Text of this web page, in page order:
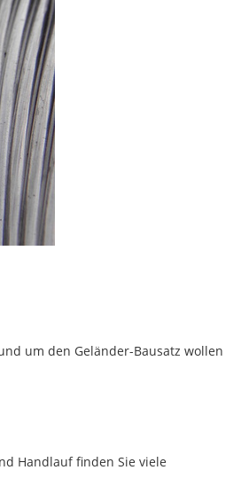
um den Geländer-Bausatz wollen
Handlauf finden Sie viele